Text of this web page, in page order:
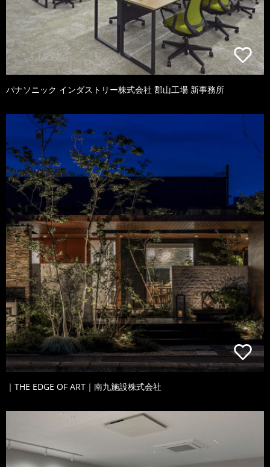
パナソニック インダストリー株式会社 郡山工場 新事務所
｜THE EDGE OF ART｜南九施設株式会社